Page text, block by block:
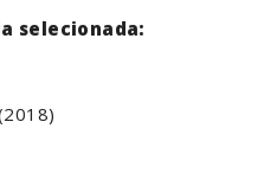
selecionada: